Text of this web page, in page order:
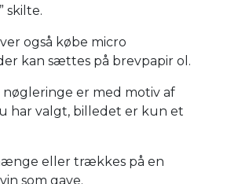
skilte.
også købe micro
kan sættes på brevpapir ol.
nøgleringe er med motiv af
har valgt, billedet er kun et
eller trækkes på en
som gave.